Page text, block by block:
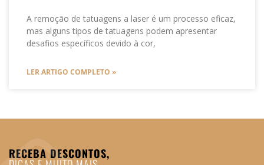
A remoção de tatuagens a laser é um processo eficaz,
mas alguns tipos de tatuagens podem apresentar
desafios específicos devido à cor,
LER ARTIGO COMPLETO »
RECEBA DESCONTOS,